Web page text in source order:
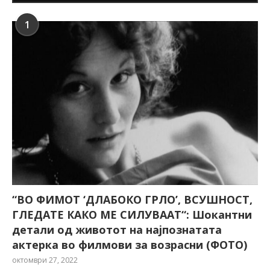
1
“ВО ФИМОТ ‘ДЛАБОКО ГРЛО’, ВСУШНОСТ,
ГЛЕДАТЕ КАКО МЕ СИЛУВААТ“: Шокантни
детали од животот на најпознатата
актерка во филмови за возрасни (ФОТО)
октомври 27, 2022